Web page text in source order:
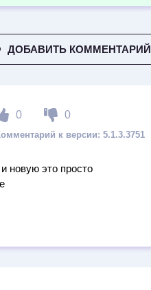
ДОБАВИТЬ КОММЕНТАРИЙ
0 0
5.1.3.3751
новую это просто